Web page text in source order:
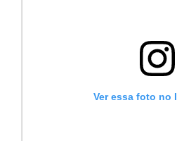
Ver essa foto no